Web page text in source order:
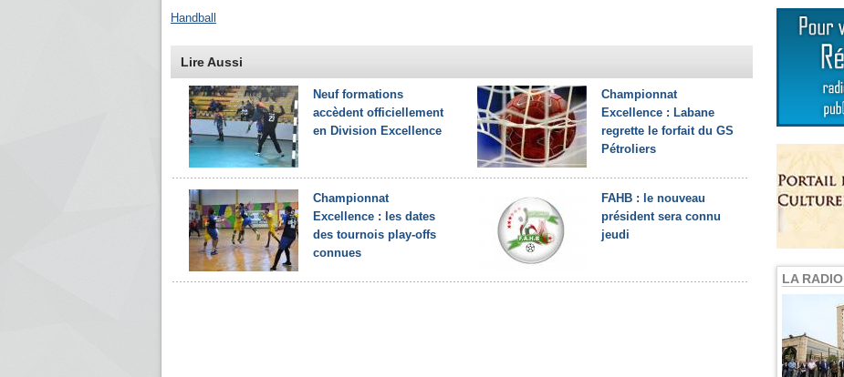
Handball
Lire Aussi
Neuf formations
accèdent officiellement
en Division Excellence
Championnat
Excellence : Labane
regrette le forfait du GS
Pétroliers
Championnat
Excellence : les dates
des tournois play-offs
connues
FAHB : le nouveau
président sera connu
jeudi
LA